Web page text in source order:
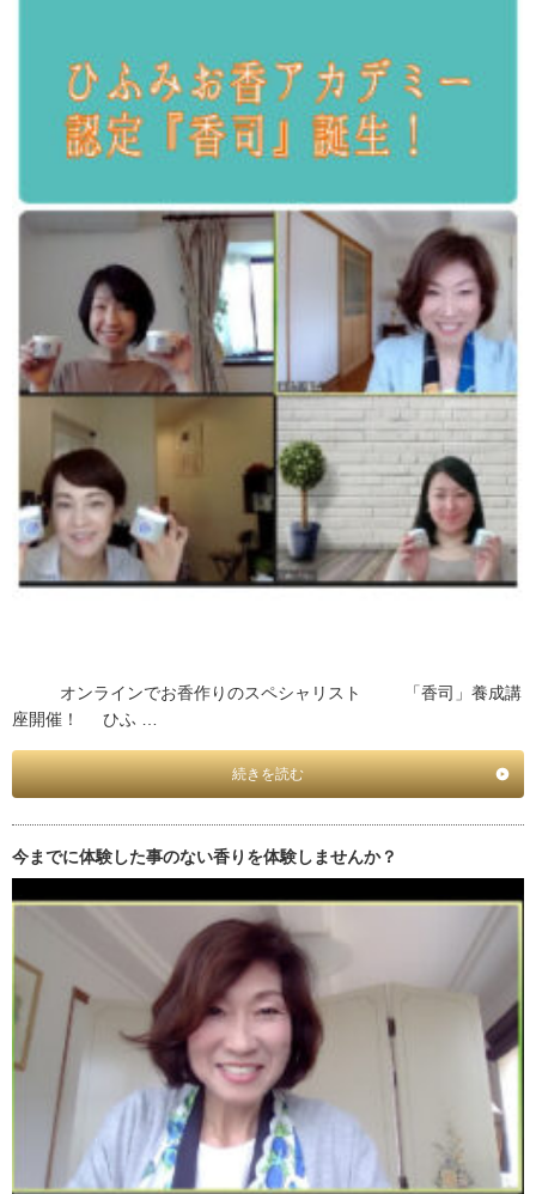
オンラインでお香作りのスペシャリスト 「香司」養成講
座開催！ ひふ …
続きを読む
今までに体験した事のない香りを体験しませんか？